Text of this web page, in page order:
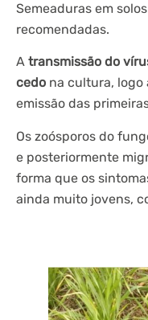
Semeaduras em
recomendadas.
A transmissão do
cedo na cultura, logo
emissão das
Os zoósporos do
e posteriormente
forma que os
ainda muito jovens,